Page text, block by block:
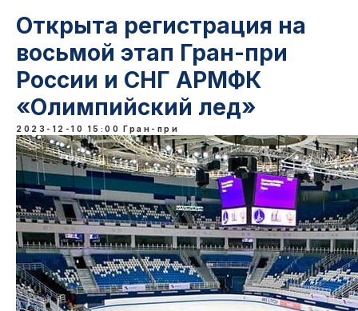
Открыта регистрация на
восьмой этап Гран-при
России и СНГ АРМФК
«Олимпийский лед»
2023-12-10 15:00 Гран-при